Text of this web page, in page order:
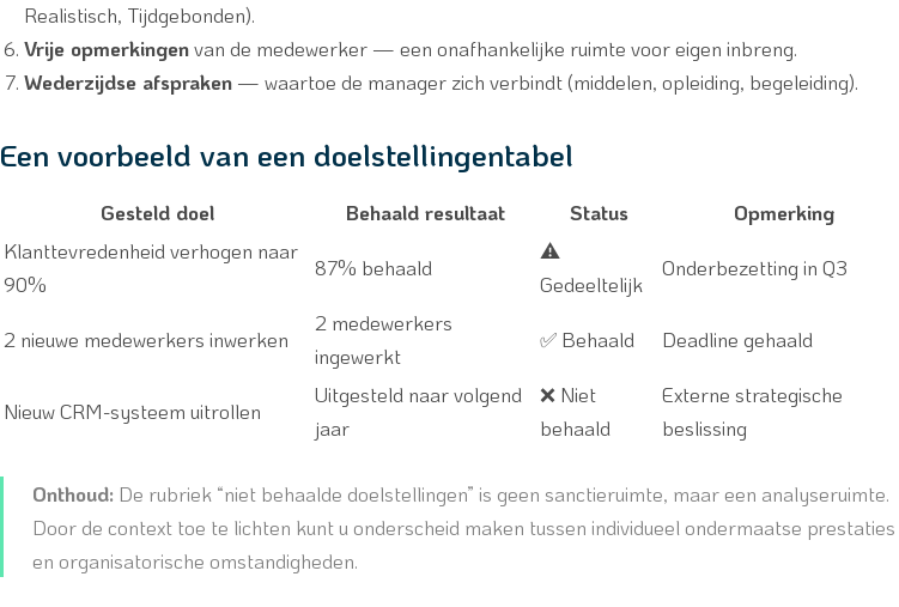
Realistisch, Tijdgebonden).
Vrije opmerkingenvan de medewerker — een onafhankelijke ruimte voor eigen inbreng.
Wederzijdse afspraken — waartoe de manager zich verbindt (middelen, opleiding, begeleiding).
Een voorbeeld van een doelstellingentabel
Gesteld doel Behaald resultaat Status
Opmerking
Klanttevredenheid verhogen naar
90%
87% behaald
⚠️
Gedeeltelijk
Onderbezetting in Q3
2 nieuwe medewerkers inwerken
2 medewerkers
ingewerkt
✅ Behaald Deadline gehaald
Nieuw CRM-systeem uitrollen
Uitgesteld naar volgend
jaar
❌ Niet
behaald
Externe strategische
beslissing
Onthoud: De rubriek “niet behaalde doelstellingen” is geen sanctieruimte, maar een analyseruimte.
Door de context toe te lichten kunt u onderscheid maken tussen individueel ondermaatse prestaties
en organisatorische omstandigheden.